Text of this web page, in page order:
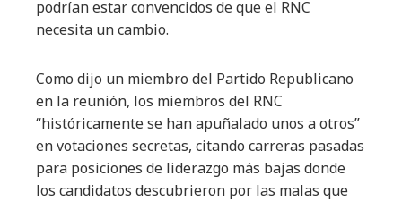
podrían estar convencidos de que el RNC
necesita un cambio.
Como dijo un miembro del Partido Republicano
en la reunión, los miembros del RNC
“históricamente se han apuñalado unos a otros”
en votaciones secretas, citando carreras pasadas
para posiciones de liderazgo más bajas donde
los candidatos descubrieron por las malas que